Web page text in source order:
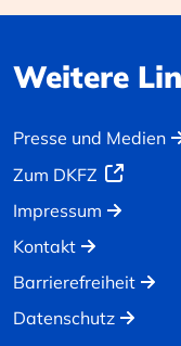
Weitere
Presse und Medien
Zum DKFZ
Impressum
Kontakt
Barrierefreiheit
Datenschutz